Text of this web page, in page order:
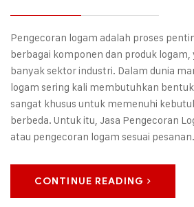
Pengecoran logam adalah proses
berbagai komponen dan produk logam,
banyak sektor industri. Dalam dunia
logam sering kali membutuhkan
sangat khusus untuk memenuhi
berbeda. Untuk itu, Jasa Pengecoran
atau pengecoran logam sesuai
CONTINUE READING